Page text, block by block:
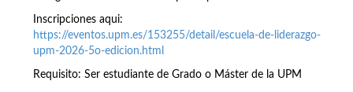
Inscripciones aqui:
https://eventos.upm.es/153255/detail/escuela-de-liderazgo-
upm-2026-5o-edicion.html
Requisito: Ser estudiante de Grado o Máster de la UPM